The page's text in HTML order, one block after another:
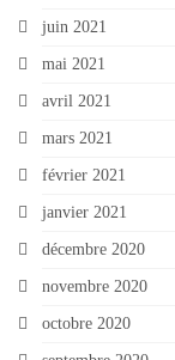
juin 2021
mai 2021
avril 2021
mars 2021
février 2021
janvier 2021
décembre 2020
novembre 2020
octobre 2020